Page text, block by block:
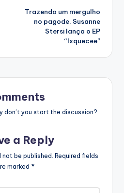
Trazendo um mergulho
no pagode, Susanne
Stersi lança o EP
“Ixquecee”
don’t you start the discussion?
a Reply
not be published. Required fields
marked *